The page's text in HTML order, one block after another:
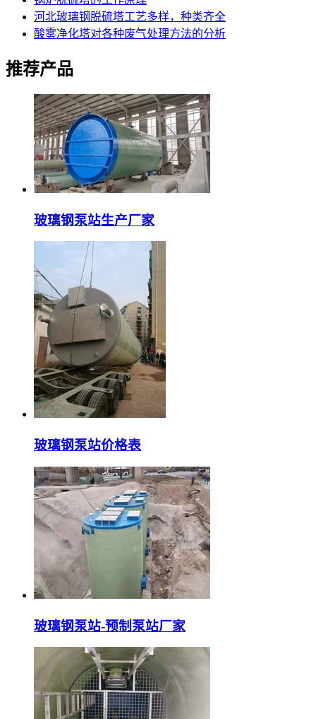
河北玻璃钢脱硫塔工艺多样，种类齐全
酸雾净化塔对各种废气处理方法的分析
推荐产品
玻璃钢泵站生产厂家
玻璃钢泵站价格表
玻璃钢泵站-预制泵站厂家